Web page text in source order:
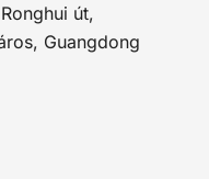
út,
Guangdong